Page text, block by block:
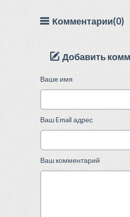
Комментарии(0)
Добавить
Ваше имя
Ваш Email адрес
Ваш комментарий